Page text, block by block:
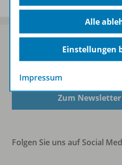
Sofort profitieren
Zum
Folgen Sie uns auf Social
Alle
Einstellungen
Impressum